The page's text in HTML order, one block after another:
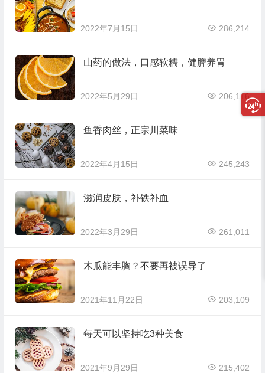
2022年7月15日 286,214
山药的做法，口感软糯，健脾养胃
2022年5月29日 206,116
鱼香肉丝，正宗川菜味
2022年4月15日 245,243
滋润皮肤，补铁补血
2022年3月29日 261,011
木瓜能丰胸？不要再被误导了
2021年11月22日 203,109
每天可以坚持吃3种美食
2021年9月29日 215,402